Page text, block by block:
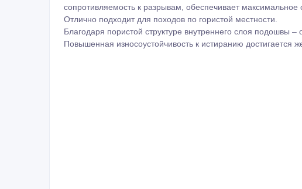
сопротивляемость к разрывам, обеспечивает максимальное
Отлично подходит для походов по гористой местности.
Благодаря пористой структуре внутреннего слоя подошвы
Повышенная износоустойчивость к истиранию достигается